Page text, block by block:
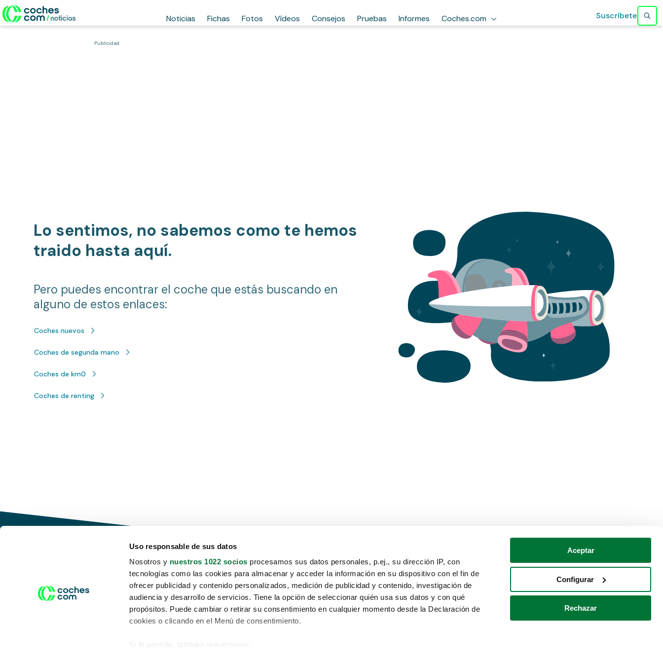
Uso responsable de sus datos
Nosotros y nuestros 1022 socios procesamos sus datos personales, p.ej., su dirección IP, con
tecnologías como las cookies para almacenar y acceder la información en su dispositivo con el fin de
ofrecer publicidad y contenido personalizados, medición de publicidad y contenido, investigación de
audiencia y desarrollo de servicios. Tiene la opción de seleccionar quién usa sus datos y con qué
propósitos. Puede cambiar o retirar su consentimiento en cualquier momento desde la Declaración de
cookies o clicando en el Menú de consentimiento.
Si lo permite, también quisiéramos:
Aceptar
Configurar
Rechazar
Noticias Fichas Fotos Vídeos Consejos Pruebas Informes Coches.com Suscríbete
Publicidad
Lo sentimos, no sabemos como te hemos
traido hasta aquí.
Pero puedes encontrar el coche que estás buscando en
alguno de estos enlaces:
Coches nuevos
Coches de segunda mano
Coches de km0
Coches de renting
Conduce tu futuro,
desata tu movilidad